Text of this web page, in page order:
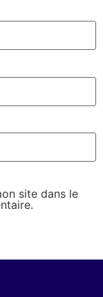
site dans le